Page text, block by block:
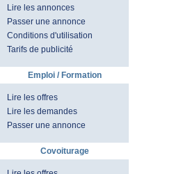
Lire les annonces
Passer une annonce
Conditions d'utilisation
Tarifs de publicité
Emploi / Formation
Lire les offres
Lire les demandes
Passer une annonce
Covoiturage